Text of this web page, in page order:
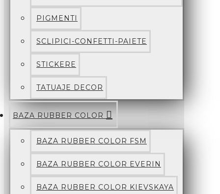
PIGMENTI
SCLIPICI-CONFETTI-PAIETE
STICKERE
TATUAJE DECOR
BAZA RUBBER COLOR
BAZA RUBBER COLOR FSM
BAZA RUBBER COLOR EVERIN
BAZA RUBBER COLOR KIEVSKAYA